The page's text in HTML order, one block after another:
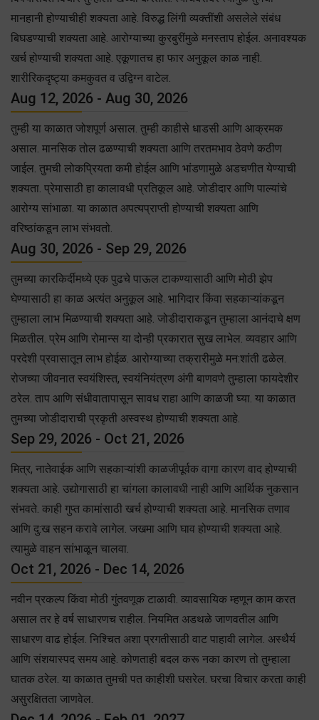
मानहानी होण्याचीही शक्यता आहे. विरुद्ध लिंगी व्यक्तींशी असलेले संबंध
बिघडण्याची शक्यता आहे. आरोग्याच्या कुरबुरींमुळे मनस्ताप होईल. अनावश्यक
खर्च होण्याची शक्यता आहे. एकूणातच हा फार अनुकूल काळ नाही.
शारीरिकदृष्ट्या कमकुवत व उद्विग्न वाटेल.
Aug 12, 2026 - Aug 30, 2026
तुम्ही या काळात जोशपूर्ण असाल. तुम्ही काहीसे धाडसी आणि आक्रमक
असाल. मानसिक तोल ढळण्याची शक्यता आणि तरतमभाव ठेवणे कठीण
जाईल. तुमची लोकप्रियता कमी होईल आणि भांडणामुळे अडचणीत येण्याची
शक्यता. प्रेमासाठी हा कालावधी प्रतिकूल आहे. जोडीदार आणि पाल्यांचे
आरोग्य सांभाळा. या काळात अपत्यप्राप्ती होण्याची शक्यता आणि
वरिष्ठांकडून लाभ संभवतो.
Aug 30, 2026 - Sep 29, 2026
तुमच्या कारकिर्दीमध्ये एक पुढचे पाऊल टाकण्यासाठी आणि मोठी झेप
घेण्यासाठी हा काळ अत्यंत अनुकूल आहे. भागिदार किंवा सहकाऱ्यांकडून
तुम्हाला लाभ मिळण्याची शक्यता आहे. जोडीदाराकडून तुम्हाला आनंदाचे क्षण
मिळतील. प्रेम आणि रोमान्स या दोन्ही प्रकारात सुख लाभेल. व्यवहार आणि
परदेशी प्रवासातून लाभ होईळ. आरोग्याच्या तक्रारीमुळे मन:शांती ढळेल.
रोजच्या जीवनात स्वयंशिस्त, स्वयंनियंत्रण अंगी बाणवणे तुम्हाला फायदेशीर
ठरेल. ताप आणि संधीवातापासून सावध राहा आणि काळजी घ्या. या काळात
तुमच्या जोडीदाराची प्रकृती अस्वस्थ होण्याची शक्यता आहे.
Sep 29, 2026 - Oct 21, 2026
मित्र, नातेवाईक आणि सहकाऱ्यांशी काळजीपूर्वक वागा कारण वाद होण्याची
शक्यता आहे. उद्योगासाठी हा चांगला कालावधी नाही आणि आर्थिक नुकसान
संभवते. काही गुप्त कामांसाठी खर्च होण्याची शक्यता आहे. मानसिक तणाव
आणि दु:ख सहन करावे लागेल. जखमा आणि घाव होण्याची शक्यता आहे.
त्यामुळे वाहन सांभाळून चालवा.
Oct 21, 2026 - Dec 14, 2026
नवीन प्रकल्प किंवा मोठी गुंतवणूक टाळावी. व्यावसायिक म्हणून काम करत
असाल तर हे वर्ष साधारणच राहील. नियमित अडथळे जाणवतील आणि
साधारण वाढ होईल. निश्चित अशा प्रगतीसाठी वाट पाहावी लागेल. अस्थैर्य
आणि संशयास्पद समय आहे. कोणताही बदल करू नका कारण तो तुम्हाला
घातक ठरेल. या काळात तुमची पत काहीशी घसरेल. घरचा विचार करता काही
असुरक्षितता जाणवेल.